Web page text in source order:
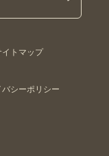
イトマップ
バシーポリシー